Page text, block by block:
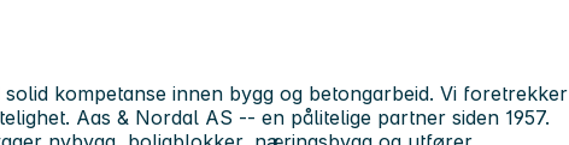
kompetanse innen bygg og betongarbeid. Vi foretrekker
Aas & Nordal AS -- en pålitelige partner siden 1957.